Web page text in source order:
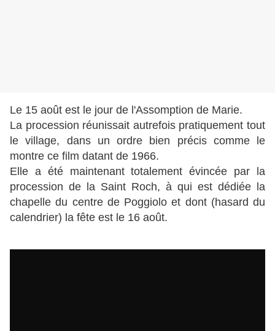
Le 15 août est le jour de l'Assomption de Marie.
La procession réunissait autrefois pratiquement tout
le village, dans un ordre bien précis comme le
montre ce film datant de 1966.
Elle a été maintenant totalement évincée par la
procession de la Saint Roch, à qui est dédiée la
chapelle du centre de Poggiolo et dont (hasard du
calendrier) la fête est le 16 août.